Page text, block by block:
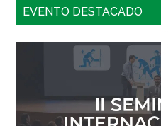
EVENTO DESTACADO